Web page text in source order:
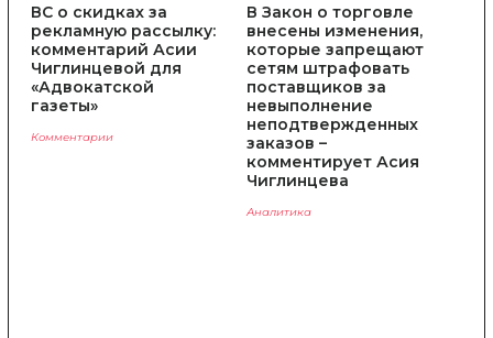
ВС о скидках за
рекламную рассылку:
комментарий Асии
Чиглинцевой для
«Адвокатской
газеты»
Комментарии
В Закон о торговле
внесены изменения,
которые запрещают
сетям штрафовать
поставщиков за
невыполнение
неподтвержденных
заказов –
комментирует Асия
Чиглинцева
Аналитика